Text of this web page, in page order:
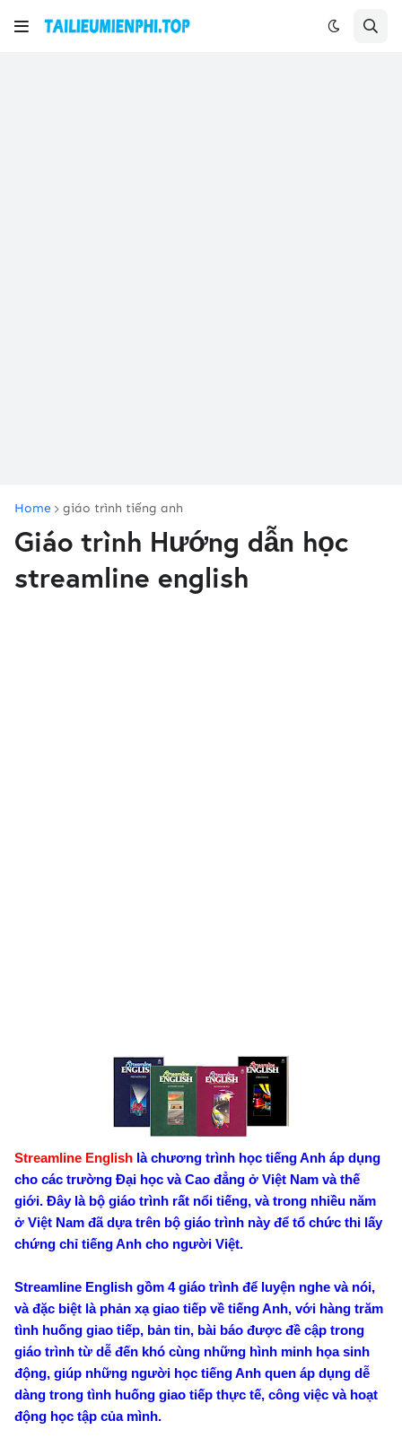
Home giáo trình tiếng anh
Giáo trình Hướng dẫn học
streamline english
Streamline English là chương trình học tiếng Anh áp dụng
cho các trường Đại học và Cao đẳng ở Việt Nam và thế
giới. Đây là bộ giáo trình rất nổi tiếng, và trong nhiều năm
ở Việt Nam đã dựa trên bộ giáo trình này để tổ chức thi lấy
chứng chỉ tiếng Anh cho người Việt.
Streamline English gồm 4 giáo trình để luyện nghe và nói,
và đặc biệt là phản xạ giao tiếp về tiếng Anh, với hàng trăm
tình huống giao tiếp, bản tin, bài báo được đề cập trong
giáo trình từ dễ đến khó cùng những hình minh họa sinh
động, giúp những người học tiếng Anh quen áp dụng dễ
dàng trong tình huống giao tiếp thực tế, công việc và hoạt
động học tập của mình.